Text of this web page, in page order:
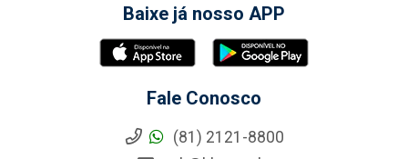
Baixe já nosso APP
Fale Conosco
(81) 2121-8800